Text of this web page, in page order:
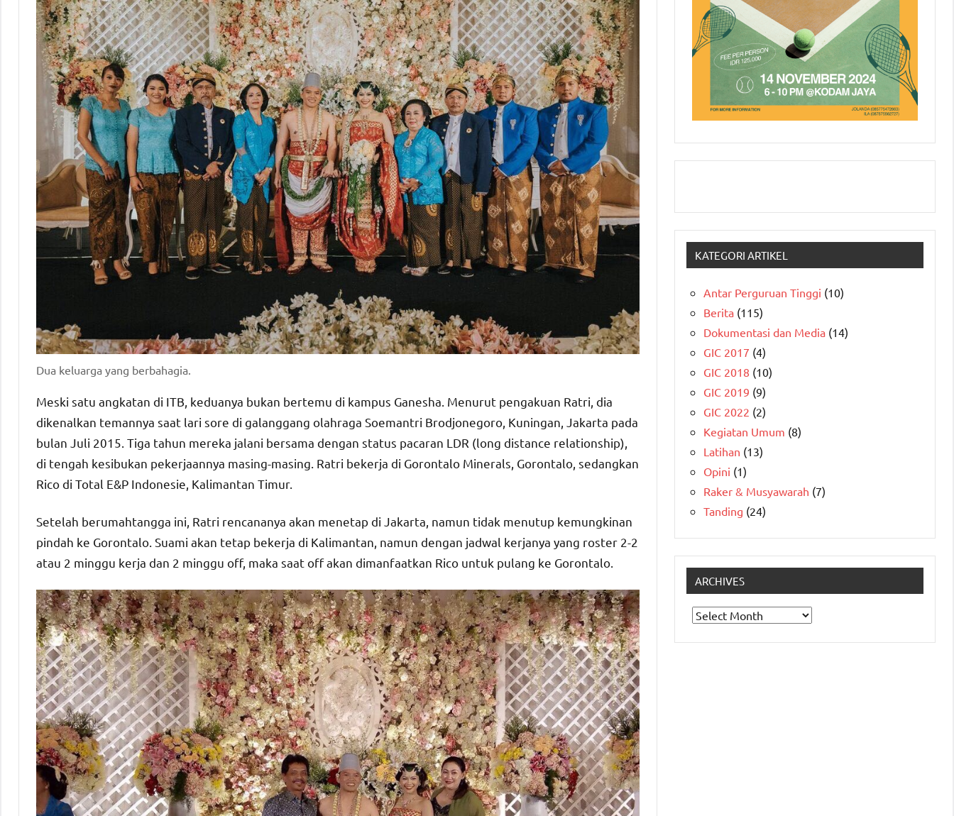
Dua keluarga yang berbahagia.
Meski satu angkatan di ITB, keduanya bukan bertemu di kampus Ganesha. Menurut pengakuan Ratri, dia
dikenalkan temannya saat lari sore di galanggang olahraga Soemantri Brodjonegoro, Kuningan, Jakarta pada
bulan Juli 2015. Tiga tahun mereka jalani bersama dengan status pacaran LDR (long distance relationship),
di tengah kesibukan pekerjaannya masing-masing. Ratri bekerja di Gorontalo Minerals, Gorontalo, sedangkan
Rico di Total E&P Indonesie, Kalimantan Timur.
Setelah berumahtangga ini, Ratri rencananya akan menetap di Jakarta, namun tidak menutup kemungkinan
pindah ke Gorontalo. Suami akan tetap bekerja di Kalimantan, namun dengan jadwal kerjanya yang roster 2-2
atau 2 minggu kerja dan 2 minggu off, maka saat off akan dimanfaatkan Rico untuk pulang ke Gorontalo.
KATEGORI ARTIKEL
Antar Perguruan Tinggi (10)
Berita (115)
Dokumentasi dan Media (14)
GIC 2017 (4)
GIC 2018 (10)
GIC 2019 (9)
GIC 2022 (2)
Kegiatan Umum (8)
Latihan (13)
Opini (1)
Raker & Musyawarah (7)
Tanding (24)
ARCHIVES
Archives